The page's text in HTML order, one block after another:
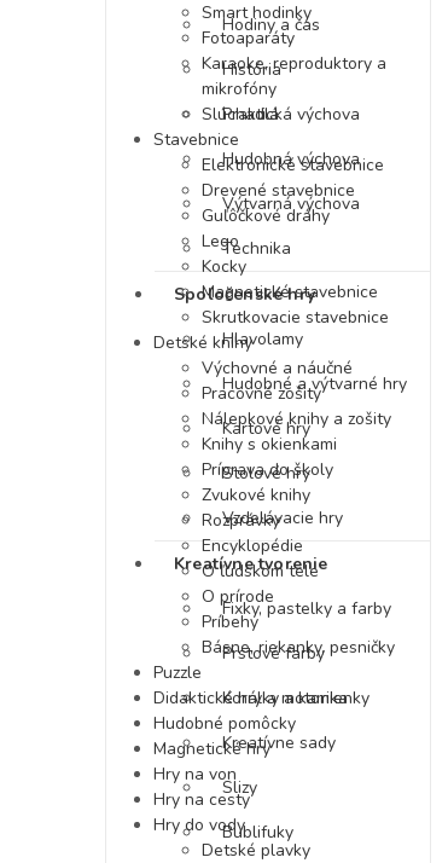
Hodiny a čas
História
Praktická výchova
Hudobná výchova
Výtvarná výchova
Technika
Spoločenské hry
Hlavolamy
Hudobné a výtvarné hry
Kartové hry
Stolové hry
Vzdelávacie hry
Kreatívne tvorenie
Fixky, pastelky a farby
Prstové farby
Korálky a kamienky
Kreatívne sady
Slizy
Bublifuky
Smart hodinky
Fotoaparáty
Karaoke, reproduktory a
mikrofóny
Slúchadlá
Stavebnice
Elektronické stavebnice
Drevené stavebnice
Guľôčkové dráhy
Lego
Kocky
Magnetické stavebnice
Skrutkovacie stavebnice
Detské knihy
Výchovné a náučné
Pracovné zošity
Nálepkové knihy a zošity
Knihy s okienkami
Príprava do školy
Zvukové knihy
Rozprávky
Encyklopédie
O ľudskom tele
O prírode
Príbehy
Básne, riekanky, pesničky
Puzzle
Didaktické hry a motorika
Hudobné pomôcky
Magnetické hry
Hry na von
Hry na cesty
Hry do vody
Detské plavky